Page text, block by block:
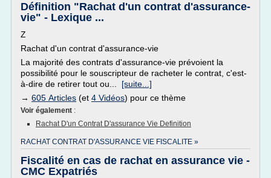
Définition "Rachat d'un contrat d'assurance-
vie" - Lexique ...
Z
Rachat d'un contrat d'assurance-vie
La majorité des contrats d'assurance-vie prévoient la
possibilité pour le souscripteur de racheter le contrat, c'est-
à-dire de retirer tout ou... [suite...]
→ 605 Articles (et 4 Vidéos) pour ce thème
Voir également :
Rachat D'un Contrat D'assurance Vie Definition
RACHAT CONTRAT D'ASSURANCE VIE FISCALITE »
Fiscalité en cas de rachat en assurance vie -
CMC Expatriés